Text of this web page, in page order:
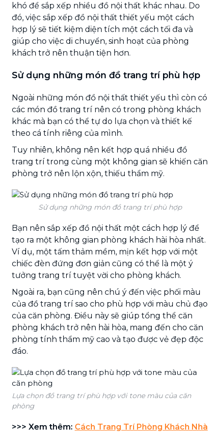
khó để sắp xếp nhiều đồ nội thất khác nhau. Do
đó, việc sắp xếp đồ nội thất thiết yếu một cách
hợp lý sẽ tiết kiệm diện tích một cách tối đa và
giúp cho việc di chuyển, sinh hoạt của phòng
khách trở nên thuận tiện hơn.
Sử dụng những món đồ trang trí phù hợp
Ngoài những món đồ nội thất thiết yếu thì còn có
các món đồ trang trí nên có trong phòng khách
khác mà bạn có thể tự do lựa chọn và thiết kế
theo cá tính riêng của mình.
Tuy nhiên, không nên kết hợp quá nhiều đồ
trang trí trong cùng một không gian sẽ khiến căn
phòng trở nên lộn xộn, thiếu thẩm mỹ.
Sử dụng những món đồ trang trí phù hợp
Bạn nên sắp xếp đồ nội thất một cách hợp lý để
tạo ra một không gian phòng khách hài hòa nhất.
Ví dụ, một tấm thảm mềm, mịn kết hợp với một
chiếc đèn đứng đơn giản cũng có thể là một ý
tưởng trang trí tuyệt vời cho phòng khách.
Ngoài ra, bạn cũng nên chú ý đến việc phối màu
của đồ trang trí sao cho phù hợp với màu chủ đạo
của căn phòng. Điều này sẽ giúp tổng thể căn
phòng khách trở nên hài hòa, mang đến cho căn
phòng tính thẩm mỹ cao và tạo được vẻ đẹp độc
đáo.
Lựa chọn đồ trang trí phù hợp với tone màu của căn
phòng
>>> Xem thêm: Cách Trang Trí Phòng Khách Nhà